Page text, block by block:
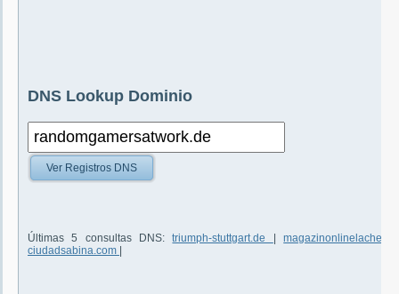
DNS Lookup Dominio
Ver Registros DNS
Últimas 5 consultas DNS:triumph-stuttgart.de |
ciudadsabina.com